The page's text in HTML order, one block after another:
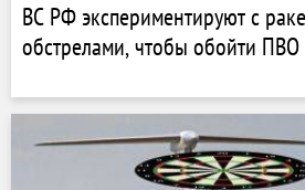
ВС РФ экспериментируют с
обстрелами, чтобы обойти